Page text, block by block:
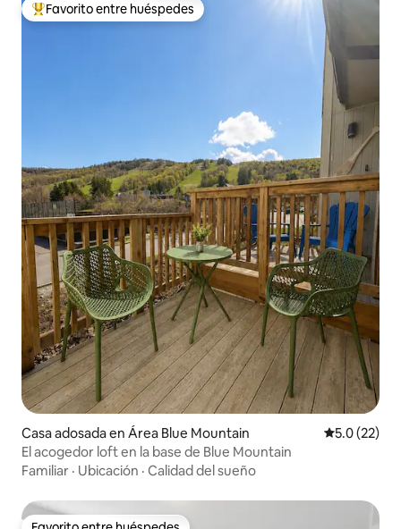
De los mejores en Favorito entre huéspedes
Favorito entre huéspedes
Casa adosada en Área Blue Mountain Calificación
5.0 (22)
El acogedor loft en la base de Blue Mountain
Familiar · Ubicación · Calidad del sueño